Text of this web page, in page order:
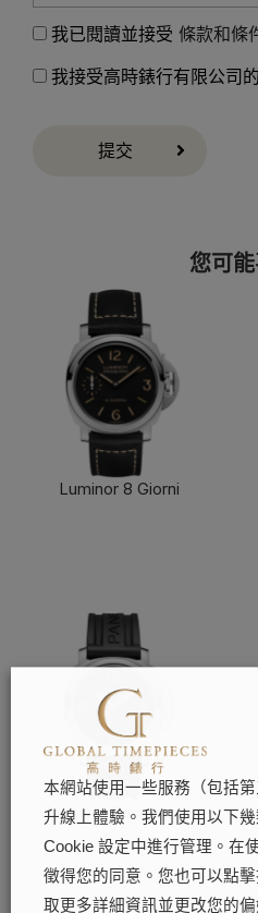
我已閱讀並接受 條款和條
我接受高時錶行有限公司
提交
您可
Luminor 8 Giorni
Luminor Base Logo
了解更多
本網站使用一些服務（包括
升線上體驗。我們使用以下
Cookie 設定中進行管理。在
徵得您的同意。您也可以點
取更多詳細資訊並更改您的